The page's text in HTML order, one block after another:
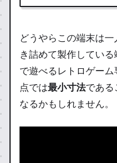
どうやらこの端末は
き詰めて製作してい
で遊べるレトロゲー
点では最小寸法である
なるかもしれません。